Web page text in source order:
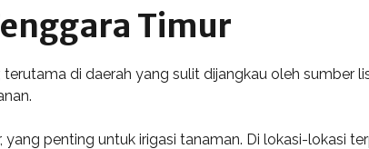
Timur
di daerah yang sulit dijangkau oleh sumber
penting untuk irigasi tanaman. Di lokasi-lokasi